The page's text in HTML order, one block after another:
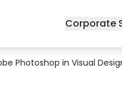
Corporate
Photoshop in Visual